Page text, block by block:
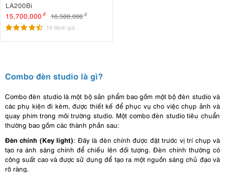
LA200Bi
15,700,000 đ 16,500,000đ
19 đánh giá
Combo đèn studio là gì?
Combo đèn studio là một bộ sản phẩm bao gồm một bộ đèn studio và
các phụ kiện đi kèm, được thiết kế để phục vụ cho việc chụp ảnh và
quay phim trong môi trường studio. Một combo đèn studio tiêu chuẩn
thường bao gồm các thành phần sau:
Đèn chính (Key light): Đây là đèn chính được đặt trước vị trí chụp và
tạo ra ánh sáng chính để chiếu lên đối tượng. Đèn chính thường có
công suất cao và được sử dụng để tạo ra một nguồn sáng chủ đạo và
rõ ràng.